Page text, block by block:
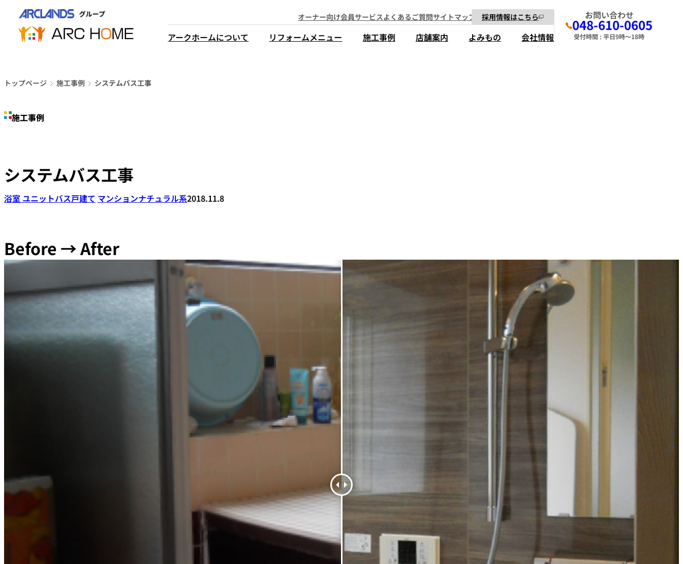
プ
オーナー向け会員サービスよくあるご質問サイトマップ 採用情報はこちら
アークホームについて リフォームメニュー 施工事例 店舗案内 よみもの 会社情報
お問い合わせ
048-610-0605
受付時間 : 平日9時～18時
営業時間は
平日9時から18時までと
なっております
トップページ 施工事例 システムバス工事
施工事例
システムバス工事
浴室 ユニットバス戸建て マンションナチュラル系2018.11.8
Before → After